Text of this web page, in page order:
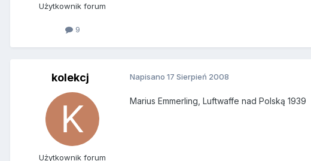
Użytkownik forum
9
kolekcj
Użytkownik forum
Napisano 17 Sierpień 2008
Marius Emmerling, Luftwaffe nad Polską 1939